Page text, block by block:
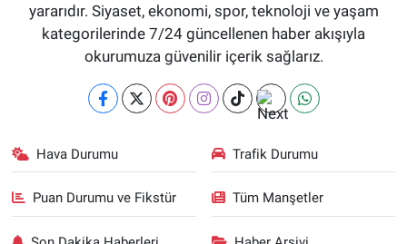
yararıdır. Siyaset, ekonomi, spor, teknoloji ve yaşam
kategorilerinde 7/24 güncellenen haber akışıyla
okurumuza güvenilir içerik sağlarız.
Hava Durumu Trafik Durumu
Puan Durumu ve Fikstür Tüm Manşetler